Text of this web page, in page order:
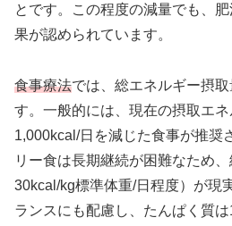
とです。この程度の減量でも、
果が認められています。
食事療法では、総エネルギー摂
す。一般的には、現在の摂取エ
1,000kcal/日を減じた食事が推奨
リー食は長期継続が困難なため
30kcal/kg標準体重/日程度）が現
ランスにも配慮し、たんぱく質